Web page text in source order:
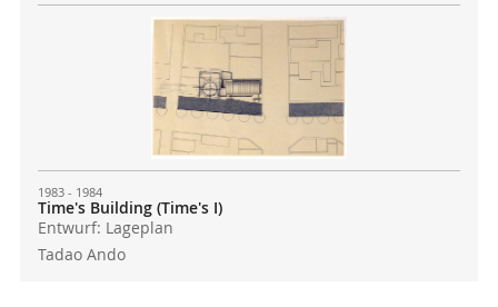
1983 - 1984
Time's Building (Time's I)
Entwurf: Lageplan
Tadao Ando